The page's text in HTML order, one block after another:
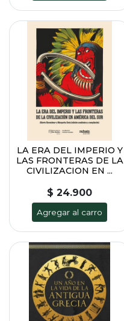
LA ERA DEL IMPERIO Y
LAS FRONTERAS DE LA
CIVILIZACION EN ...
$ 24.900
Agregar al carro